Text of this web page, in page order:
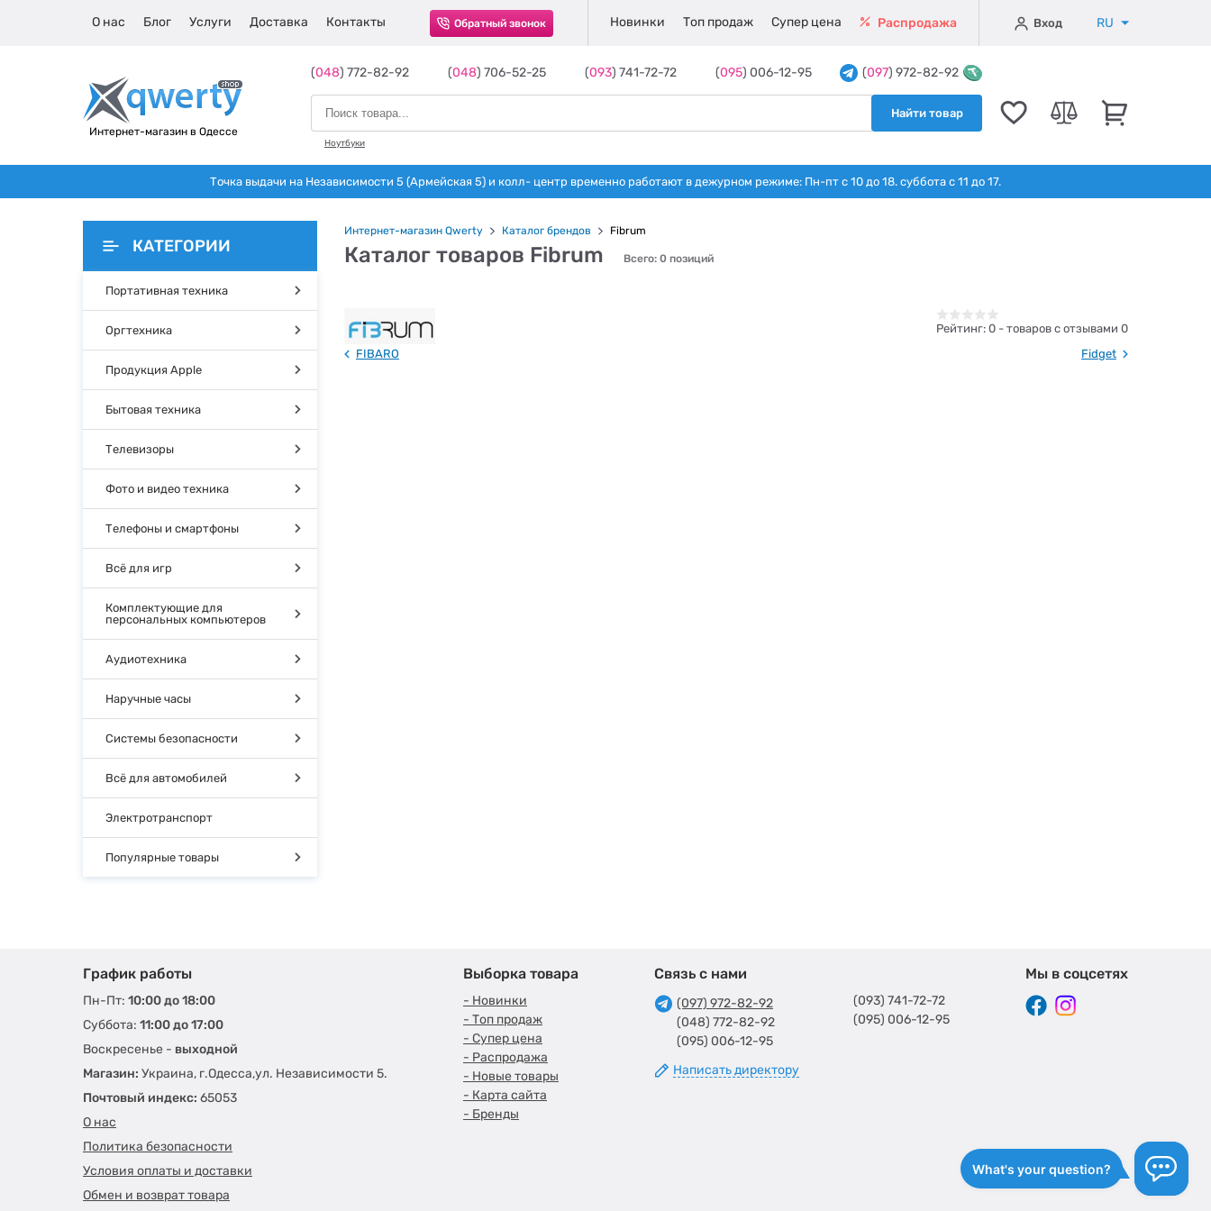
О нас Блог Услуги Доставка Контакты Обратный звонок Новинки Топ продаж Супер цена Распродажа Вход RU
Интернет-магазин в Одессе
(048) 772-82-92 (048) 706-52-25 (093) 741-72-72 (095) 006-12-95 (097) 972-82-92
Найти товар
Ноутбуки
Точка выдачи на Независимости 5 (Армейская 5) и колл- центр временно работают в дежурном режиме: Пн-пт с 10 до 18. суббота с 11 до 17.
КАТЕГОРИИ
Портативная техника
Оргтехника
Продукция Apple
Бытовая техника
Телевизоры
Фото и видео техника
Телефоны и смартфоны
Всё для игр
Комплектующие для
персональных компьютеров
Аудиотехника
Наручные часы
Системы безопасности
Всё для автомобилей
Электротранспорт
Популярные товары
Интернет-магазин Qwerty Каталог брендов Fibrum
Каталог товаров Fibrum Всего: 0 позиций
Рейтинг: 0 - товаров с отзывами 0
FIBARO
Fidget
График работы
Пн-Пт: 10:00 до 18:00
Суббота: 11:00 до 17:00
Воскресенье - выходной
Магазин: Украина, г.Одесса,ул. Независимости 5.
Почтовый индекс: 65053
О нас
Политика безопасности
Условия оплаты и доставки
Обмен и возврат товара
Выборка товара
- Новинки
- Топ продаж
- Супер цена
- Распродажа
- Новые товары
- Карта сайта
- Бренды
Связь с нами
(097) 972-82-92
(048) 772-82-92
(095) 006-12-95
Написать директору
(093) 741-72-72
(095) 006-12-95
Мы в соцсетях